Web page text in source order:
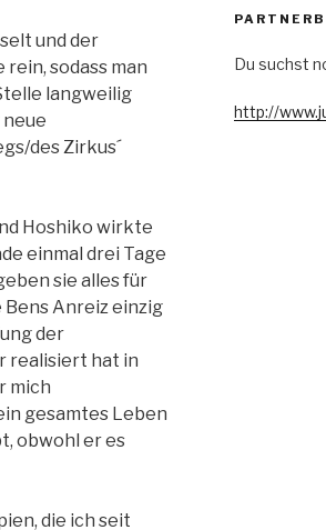
und der
sodass man
langweilig
des Zirkus´
Hoshiko wirkte
einmal drei Tage
sie alles für
Bens Anreiz einzig
der
realisiert hat in
mich
gesamtes Leben
obwohl er es
die ich seit
Du suchst
http://